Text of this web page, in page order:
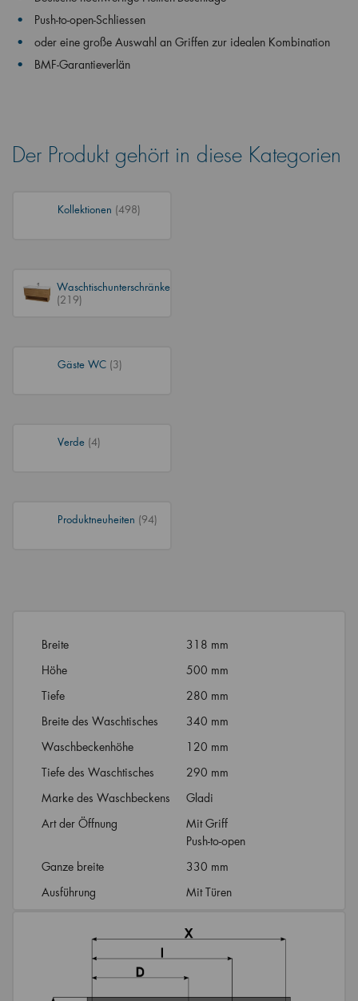
Push-to-open-Schliessen
oder eine große Auswahl an Griffen zur idealen Kombination
BMF-Garantieverlän
Der Produkt gehört in diese Kategorien
Kollektionen (498)
Waschtischunterschränke
(219)
Gäste WC (3)
Verde (4)
Produktneuheiten (94)
Breite
318 mm
Höhe
500 mm
Tiefe
280 mm
Breite des Waschtisches
340 mm
Waschbeckenhöhe
120 mm
Tiefe des Waschtisches
290 mm
Marke des Waschbeckens
Gladi
Art der Öffnung
Mit Griff
Push-to-open
Ganze breite
330 mm
Ausführung
Mit Türen